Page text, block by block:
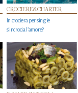
CROCIERE&CHARTER
In crociera per single
s'incrocia l’amore?